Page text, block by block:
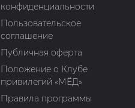
конфиденциальности
Пользовательское
соглашение
Публичная оферта
Положение о Клубе
привилегий «МЁД»
Правила программы